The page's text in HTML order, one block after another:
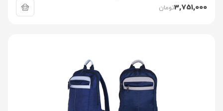
3,751,000تومان